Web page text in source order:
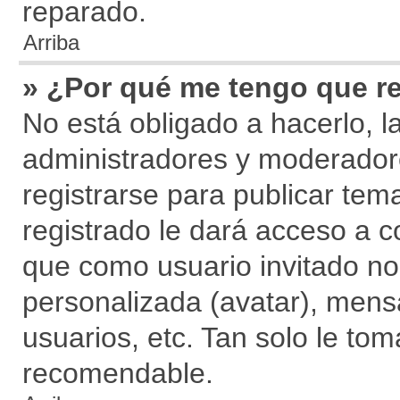
reparado.
Arriba
» ¿Por qué me tengo que
No está obligado a hacerlo,
administradores y
registrarse para publicar
registrado le dará acceso a
que como usuario invitado
personalizada (avatar),
usuarios, etc. Tan solo le
recomendable.